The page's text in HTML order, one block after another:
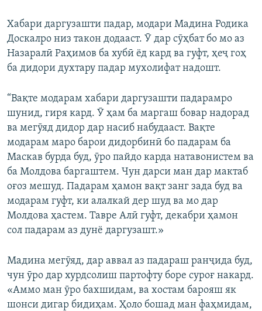
Хабари даргузашти падар, модари Мадина Родика
Доскалро низ такон додааст. Ӯ дар сӯҳбат бо мо аз
Назаралӣ Раҳимов ба хубӣ ёд кард ва гуфт, ҳеҷ гоҳ
ба дидори духтару падар мухолифат надошт.
“Вақте модарам хабари даргузашти падарамро
шунид, гиря кард. Ӯ ҳам ба маргаш бовар надорад
ва мегӯяд дидор дар насиб набудааст. Вақте
модарам маро барои дидорбинӣ бо падарам ба
Маскав бурда буд, ӯро пайдо карда натавонистем ва
ба Молдова баргаштем. Чун дарси ман дар мактаб
оғоз мешуд. Падарам ҳамон вақт занг зада буд ва
модарам гуфт, ки алалкай дер шуд ва мо дар
Молдова ҳастем. Тавре Алӣ гуфт, декабри ҳамон
сол падарам аз дунё даргузашт.»
Мадина мегӯяд, дар аввал аз падараш ранҷида буд,
чун ӯро дар хурдсолиш партофту боре суроғ накард.
«Аммо ман ӯро бахшидам, ва хостам барояш як
шонси дигар бидиҳам. Ҳоло бошад ман фаҳмидам,